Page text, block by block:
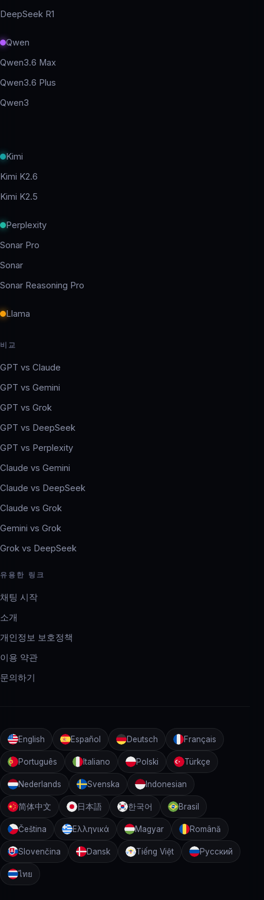
DeepSeek R1
Qwen
Qwen3.6 Max
Qwen3.6 Plus
Qwen3
Kimi
Kimi K2.6
Kimi K2.5
Perplexity
Sonar Pro
Sonar
Sonar Reasoning Pro
Llama
비교
GPT vs Claude
GPT vs Gemini
GPT vs Grok
GPT vs DeepSeek
GPT vs Perplexity
Claude vs Gemini
Claude vs DeepSeek
Claude vs Grok
Gemini vs Grok
Grok vs DeepSeek
유용한 링크
채팅 시작
소개
개인정보 보호정책
이용 약관
문의하기
English Español Deutsch Français
Português Italiano Polski Türkçe
Nederlands Svenska Indonesian
简体中文 日本語 한국어 Brasil
Čeština Ελληνικά Magyar Română
Slovenčina Dansk Tiếng Việt Русский
ไทย